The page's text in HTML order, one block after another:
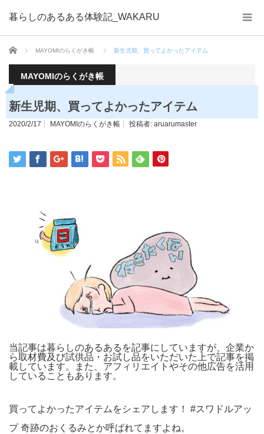
暮らしのあるある体験記_WAKARU
ホーム MAYOMIのらくがき帳 新生児期、買ってよかったアイテム
MAYOMIのらくがき帳
新生児期、買ってよかったアイテム
2020/2/17 MAYOMIのらくがき帳 投稿者: aruarumaster
当記事は暮らしのあるあるを記事にしていますが、企業か
ら取材費及び試供品・お試し品をいただいた上で記事を掲
載しています。また、アフィリエイトやその他広告を活用
していることもあります。
買ってよかったアイテムをシェアします！ #スワドルアッ
プ奇跡のおくるみとか呼ばれてますよね。